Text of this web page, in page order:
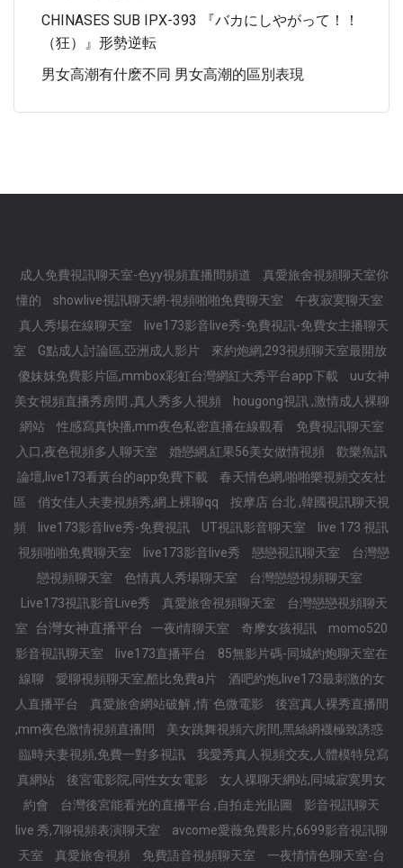
CHINASES SUB IPX-393 『バカにしやがって！！
（狂）』形勢逆転
男女高潮有什麽不同 男女高潮的區別表現
成人免費視訊聊天室-色yy視頻直播間頻道
真愛旅舍視頻聊天室你
懂的
showlive視訊聊天網-視頻啪啪免費聊天室
午夜寂寞聊天室
真人秀場在線聊天室
live173影音live秀-免費視訊-免費女主播聊天
室
G點成人討論區,亞洲成人影片
來約炮網,293視頻聊天室最開放
傻妹妺免費影片區,mmbox彩虹台灣網紅大秀平台app下載
uu女神
美女視頻直播秀房間 ,真人秀多人視頻
hougong視訊 ,激情成人裸聊
網站
性感寫真快播,mm夜色私密直播在線觀看
免費視訊聊天室
入口,夜色視頻多人聊天室
婚戀網,紅果56美女做情視頻
歡樂魚訊
論壇,live173看黃台的app免費下載
春天情色網,啪啪樂視頻交友社
區
俏女佳人夫妻視頻秀,網上裸聊qq
按摩店 台北 ,韓國視訊聊天視
頻
live173影音live秀-免費視訊 UT視訊影音聊天室
live 173 視訊
視頻啪啪免費聊天室
live173影音live秀 戀戀視訊聊天室
台灣戀
戀視頻聊天室
色情真人秀場聊天室
台灣戀戀視頻聊天室
Live173視訊影音Live秀
真愛旅舍視頻聊天室
台灣戀戀視頻聊天
室
台灣女神直播平台 一夜i情聊天室 奇摩女孩視訊
momo520
影音視訊聊天室
live173直播平台
85無影片碼-同城約炮聊天室在
線聊
愛聊視頻聊天室,酷比免費a片
酒吧約炮,live173最刺激的女
人直播平台
真愛旅舍網站破解 ,情˙色微電影
後宮真人裸秀直播間
,mm夜色激情視頻直播間
美女跳舞視頻六房間,黑絲網襪極致誘惑
臨時夫妻視頻,免費一對多視訊
我愛秀真人視頻交友,人體模特兒寫
真網站
後宮電影院,同性女女電影
女人祼聊天網站,同城寂寞男女
約會
台灣後宮能看光的直播平台 ,自拍走光貼圖
影音視訊聊天
live 秀,7聊視頻表演聊天室
avcome愛薇免費影片,6699影音視訊聊
天室
真愛旅舍視頻 免費語音視頻聊天室 一夜情情色聊天室-台